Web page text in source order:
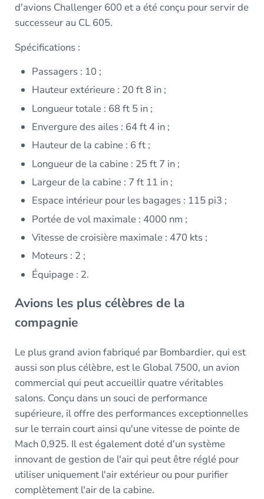
d'avions Challenger 600 et a été conçu pour servir de
successeur au CL 605.
Spécifications :
Passagers : 10 ;
Hauteur extérieure : 20 ft 8 in ;
Longueur totale : 68 ft 5 in ;
Envergure des ailes : 64 ft 4 in ;
Hauteur de la cabine : 6 ft ;
Longueur de la cabine : 25 ft 7 in ;
Largeur de la cabine : 7 ft 11 in ;
Espace intérieur pour les bagages : 115 pi3 ;
Portée de vol maximale : 4000 nm ;
Vitesse de croisière maximale : 470 kts ;
Moteurs : 2 ;
Équipage : 2.
Avions les plus célèbres de la
compagnie
Le plus grand avion fabriqué par Bombardier, qui est
aussi son plus célèbre, est le Global 7500, un avion
commercial qui peut accueillir quatre véritables
salons. Conçu dans un souci de performance
supérieure, il offre des performances exceptionnelles
sur le terrain court ainsi qu'une vitesse de pointe de
Mach 0,925. Il est également doté d'un système
innovant de gestion de l'air qui peut être réglé pour
utiliser uniquement l'air extérieur ou pour purifier
complètement l'air de la cabine.